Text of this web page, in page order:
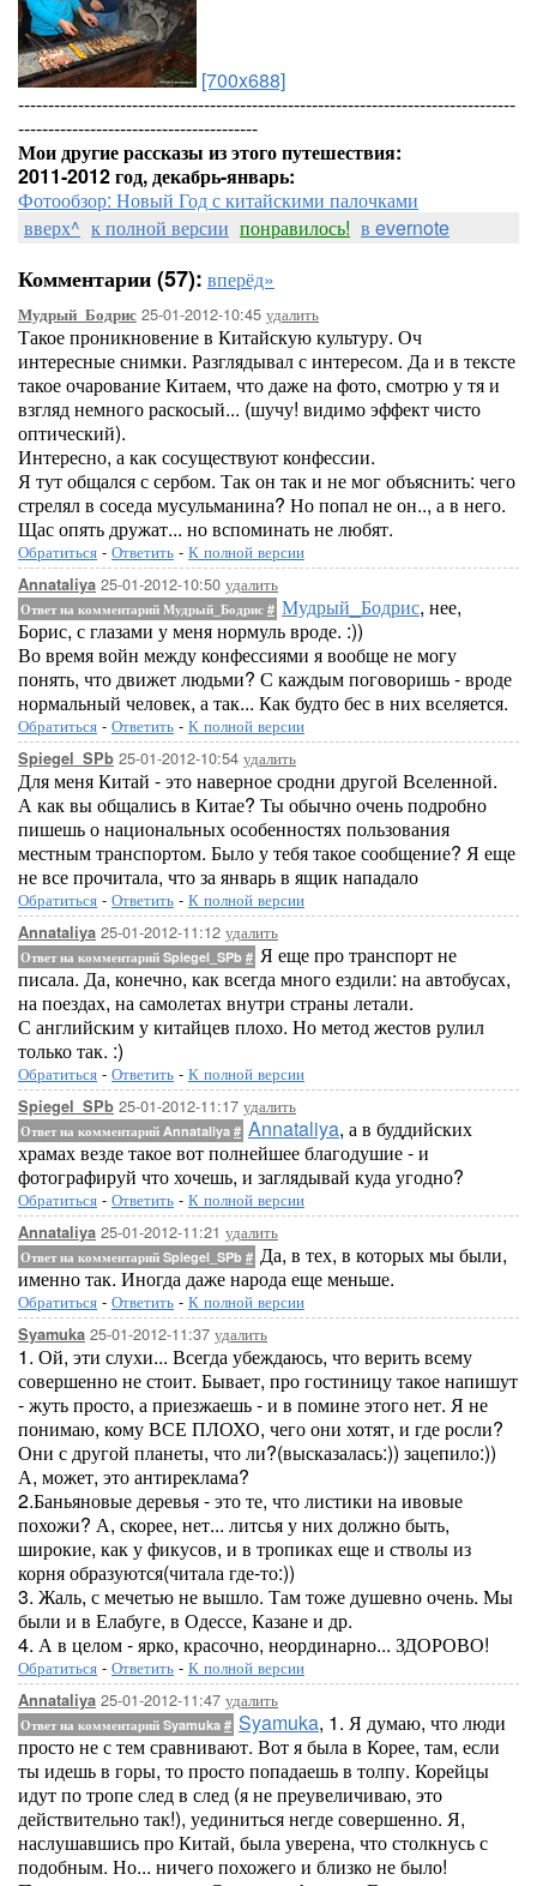
[700x688]
-----------------------------------------------------------------------------------
----------------------------------------
Мои другие рассказы из этого путешествия:
2011-2012 год, декабрь-январь:
Фотообзор: Новый Год с китайскими палочками
вверх^ к полной версии понравилось! в evernote
Комментарии (57): вперёд»
Мудрый_Бодрис 25-01-2012-10:45 удалить
Такое проникновение в Китайскую культуру. Оч
интересные снимки. Разглядывал с интересом. Да и в тексте
такое очарование Китаем, что даже на фото, смотрю у тя и
взгляд немного раскосый... (шучу! видимо эффект чисто
оптический).
Интересно, а как сосуществуют конфессии.
Я тут общался с сербом. Так он так и не мог объяснить: чего
стрелял в соседа мусульманина? Но попал не он.., а в него.
Щас опять дружат... но вспоминать не любят.
Обратиться - Ответить - К полной версии
Annataliya 25-01-2012-10:50 удалить
Ответ на комментарий Мудрый_Бодрис # Мудрый_Бодрис, нее,
Борис, с глазами у меня нормуль вроде. :))
Во время войн между конфессиями я вообще не могу
понять, что движет людьми? С каждым поговоришь - вроде
нормальный человек, а так... Как будто бес в них вселяется.
Обратиться - Ответить - К полной версии
Spiegel_SPb 25-01-2012-10:54 удалить
Для меня Китай - это наверное сродни другой Вселенной.
А как вы общались в Китае? Ты обычно очень подробно
пишешь о национальных особенностях пользования
местным транспортом. Было у тебя такое сообщение? Я еще
не все прочитала, что за январь в ящик нападало
Обратиться - Ответить - К полной версии
Annataliya 25-01-2012-11:12 удалить
Ответ на комментарий Spiegel_SPb # Я еще про транспорт не
писала. Да, конечно, как всегда много ездили: на автобусах,
на поездах, на самолетах внутри страны летали.
С английским у китайцев плохо. Но метод жестов рулил
только так. :)
Обратиться - Ответить - К полной версии
Spiegel_SPb 25-01-2012-11:17 удалить
Ответ на комментарий Annataliya # Annataliya, а в буддийских
храмах везде такое вот полнейшее благодушие - и
фотографируй что хочешь, и заглядывай куда угодно?
Обратиться - Ответить - К полной версии
Annataliya 25-01-2012-11:21 удалить
Ответ на комментарий Spiegel_SPb # Да, в тех, в которых мы были,
именно так. Иногда даже народа еще меньше.
Обратиться - Ответить - К полной версии
Syamuka 25-01-2012-11:37 удалить
1. Ой, эти слухи... Всегда убеждаюсь, что верить всему
совершенно не стоит. Бывает, про гостиницу такое напишут
- жуть просто, а приезжаешь - и в помине этого нет. Я не
понимаю, кому ВСЕ ПЛОХО, чего они хотят, и где росли?
Они с другой планеты, что ли?(высказалась:)) зацепило:))
А, может, это антиреклама?
2.Баньяновые деревья - это те, что листики на ивовые
похожи? А, скорее, нет... литсья у них должно быть,
широкие, как у фикусов, и в тропиках еще и стволы из
корня образуются(читала где-то:))
3. Жаль, с мечетью не вышло. Там тоже душевно очень. Мы
были и в Елабуге, в Одессе, Казане и др.
4. А в целом - ярко, красочно, неординарно... ЗДОРОВО!
Обратиться - Ответить - К полной версии
Annataliya 25-01-2012-11:47 удалить
Ответ на комментарий Syamuka # Syamuka, 1. Я думаю, что люди
просто не с тем сравнивают. Вот я была в Корее, там, если
ты идешь в горы, то просто попадаешь в толпу. Корейцы
идут по тропе след в след (я не преувеличиваю, это
действительно так!), уединиться негде совершенно. Я,
наслушавшись про Китай, была уверена, что столкнусь с
подобным. Но... ничего похожего и близко не было!